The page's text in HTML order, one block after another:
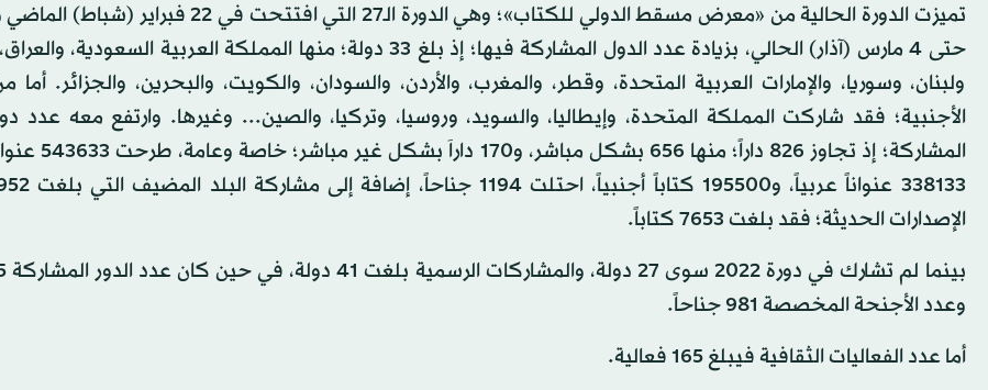
تميزت الدورة الحالية من «معرض مسقط الدولي للكتاب»؛ وهي الدورة الـ27 التي افتتحت في
حتى 4 مارس (آذار) الحالي، بزيادة عدد الدول المشاركة فيها؛ إذ بلغ 33 دولة؛ منها المملكة العربية
ولبنان، وسوريا، والإمارات العربية المتحدة، وقطر، والمغرب، والأردن، والسودان، والكويت، والبحرين، والجزائر. أما
الأجنبية؛ فقد شاركت المملكة المتحدة، وإيطاليا، والسويد، وروسيا، وتركيا، والصين... وغيرها. وارتفع معه عدد
المشاركة؛ إذ تجاوز 826 داراً؛ منها
الإصدارات الحديثة؛ فقد بلغت 7653 كتاباً.
وعدد الأجنحة المخصصة 981 جناحاً.
أما عدد الفعاليات الثقافية فيبلغ 165 فعالية.